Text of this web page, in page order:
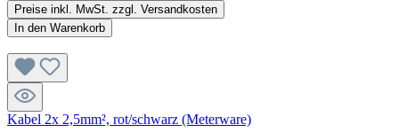
Preise inkl. MwSt. zzgl. Versandkosten
In den Warenkorb
Kabel 2x 2,5mm², rot/schwarz (Meterware)